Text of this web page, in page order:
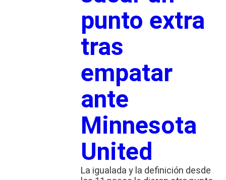
punto extra
tras
empatar
ante
Minnesota
United
La igualada y la definición desde